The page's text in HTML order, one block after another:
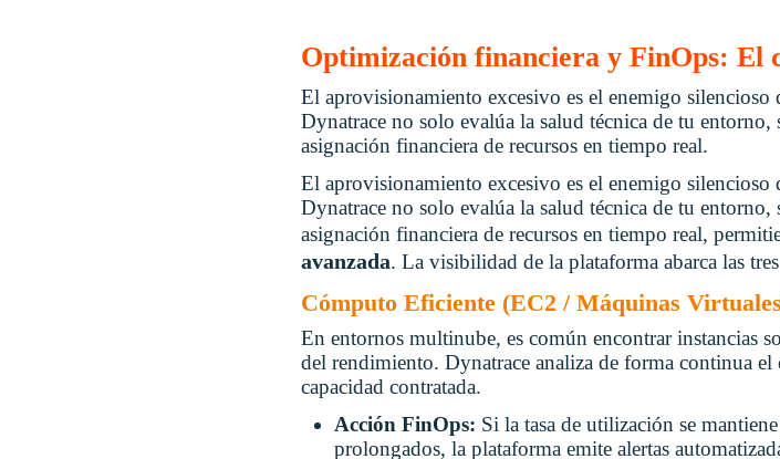
Optimización financiera y FinOps: El
El aprovisionamiento excesivo es el enemigo silencioso
Dynatrace no solo evalúa la salud técnica de tu
asignación financiera de recursos en tiempo real.
El aprovisionamiento excesivo es el enemigo silencioso
Dynatrace no solo evalúa la salud técnica de tu
asignación financiera de recursos en tiempo real,
avanzada. La visibilidad de la plataforma abarca las
Cómputo Eficiente (EC2 / Máquinas
En entornos multinube, es común encontrar instancias
del rendimiento. Dynatrace analiza de forma continua
capacidad contratada.
Acción FinOps: Si la tasa de utilización se
prolongados, la plataforma emite alertas